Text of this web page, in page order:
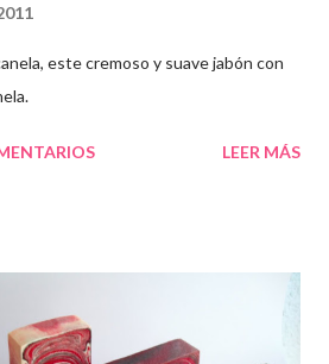
este cremoso y suave jabón con
LEER MÁS